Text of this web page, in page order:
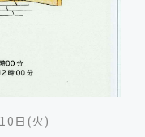
日(火)